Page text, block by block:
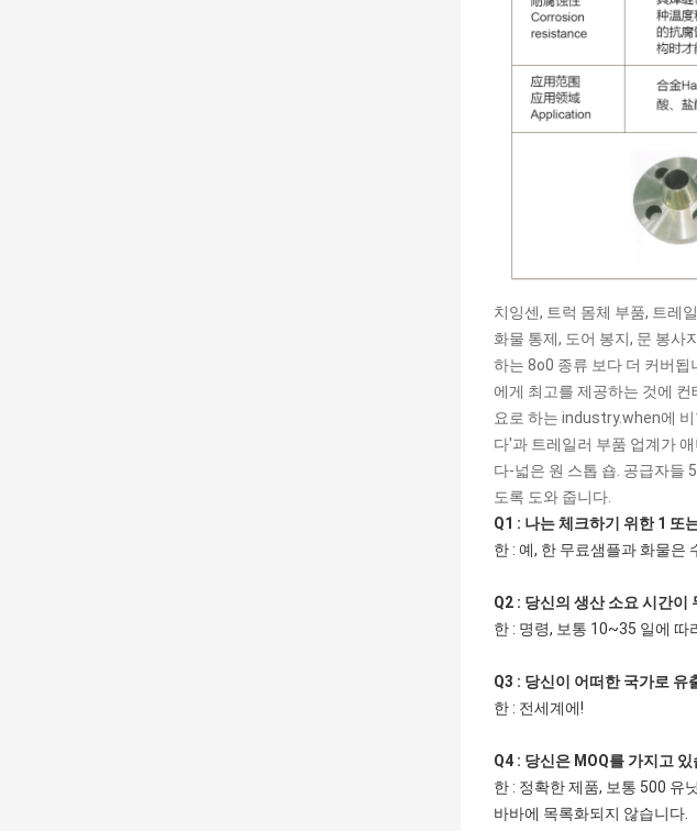
치잉센, 트럭 몸체 부품, 트레
화물 통제, 도어 봉지, 문 봉사
하는 8o0 종류 보다 더 커버
에게 최고를 제공하는 것에
요로 하는 industry.when에
다'과 트레일러 부품 업계가
다-넓은 원 스톱 숍. 공급자들
도록 도와 줍니다.
Q1 : 나는 체크하기 위한 1 또
한 : 예, 한 무료샘플과 화물은
Q2 : 당신의 생산 소요 시간이
한 : 명령, 보통 10~35 일에 따
Q3 : 당신이 어떠한 국가로 유
한 : 전세계에!
Q4 : 당신은 MOQ를 가지고 있
한 : 정확한 제품, 보통 500 유
바바에 목록화되지 않습니다.